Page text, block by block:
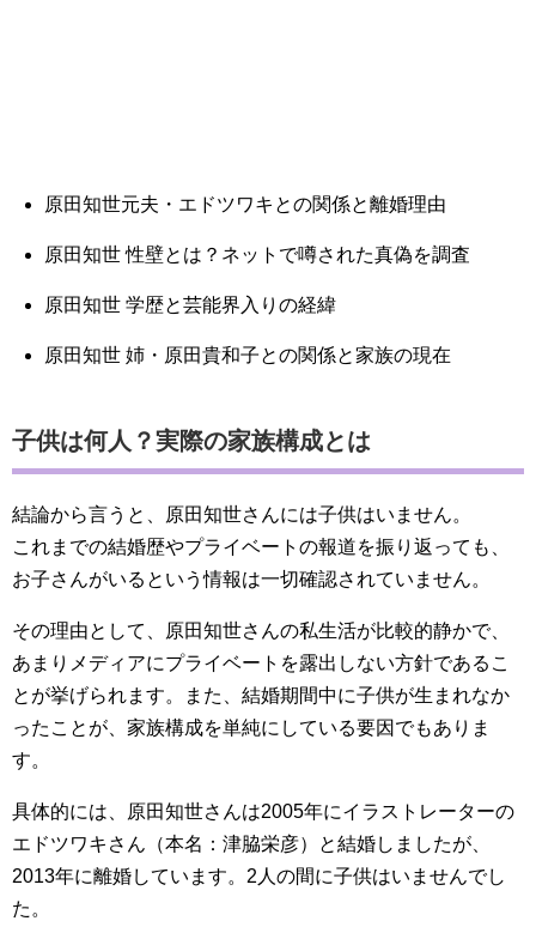
原田知世元夫・エドツワキとの関係と離婚理由
原田知世 性壁とは？ネットで噂された真偽を調査
原田知世 学歴と芸能界入りの経緯
原田知世 姉・原田貴和子との関係と家族の現在
子供は何人？実際の家族構成とは
結論から言うと、原田知世さんには子供はいません。
これまでの結婚歴やプライベートの報道を振り返っても、
お子さんがいるという情報は一切確認されていません。
その理由として、原田知世さんの私生活が比較的静かで、
あまりメディアにプライベートを露出しない方針であるこ
とが挙げられます。また、結婚期間中に子供が生まれなか
ったことが、家族構成を単純にしている要因でもありま
す。
具体的には、原田知世さんは2005年にイラストレーターの
エドツワキさん（本名：津脇栄彦）と結婚しましたが、
2013年に離婚しています。2人の間に子供はいませんでし
た。